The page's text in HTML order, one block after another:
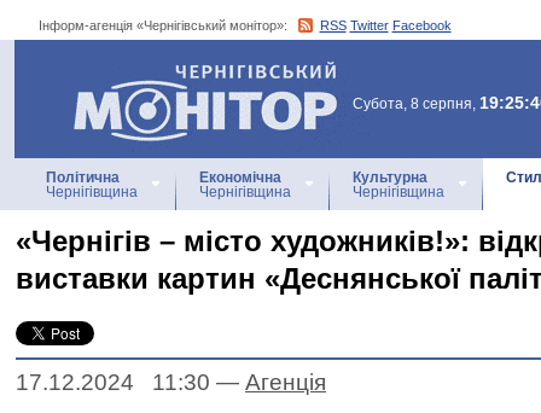
Інформ-агенція «Чернігівський монітор»: RSS Twitter Facebook
Інформ-агенція
«Чернігівський монітор»
Субота, 8 серпня,
Політична
Чернігівщина
Економічна
Чернігівщина
Культурна
Чернігівщина
«Чернігів – місто художників!»:
виставки картин «Деснянської
17.12.2024 11:30 — Агенцiя